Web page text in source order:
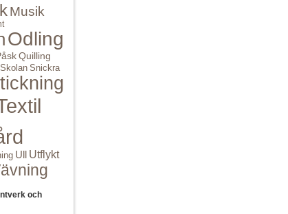
Musik
Odling
Quilling
Skolan Snickra
Ull Utflykt
och